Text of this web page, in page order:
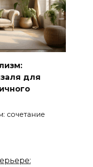
для
сочетание